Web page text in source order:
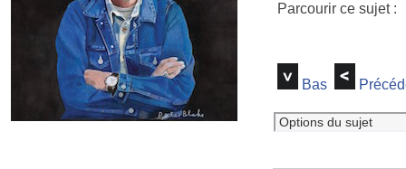
Parcourir ce sujet
Bas